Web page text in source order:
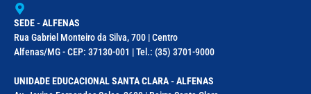
SEDE - ALFENAS
Rua Gabriel Monteiro da Silva, 700 | Centro
Alfenas/MG - CEP: 37130-001 | Tel.: (35) 3701-9000
UNIDADE EDUCACIONAL SANTA CLARA - ALFENAS